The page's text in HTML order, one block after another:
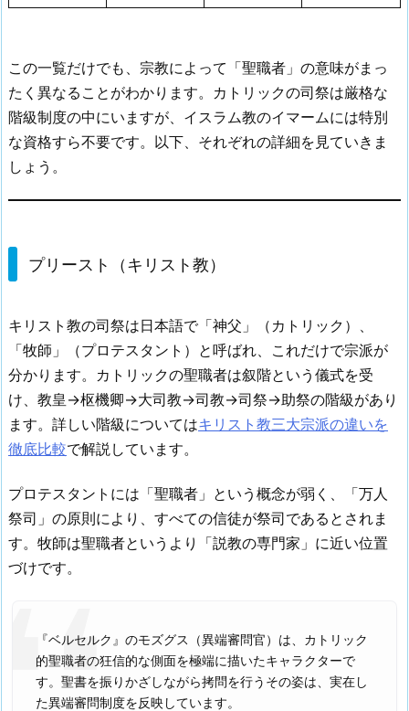
この一覧だけでも、宗教によって「聖職者」の意味がまっ
たく異なることがわかります。カトリックの司祭は厳格な
階級制度の中にいますが、イスラム教のイマームには特別
な資格すら不要です。以下、それぞれの詳細を見ていきま
しょう。
プリースト（キリスト教）
キリスト教の司祭は日本語で「神父」（カトリック）、
「牧師」（プロテスタント）と呼ばれ、これだけで宗派が
分かります。カトリックの聖職者は叙階という儀式を受
け、教皇→枢機卿→大司教→司教→司祭→助祭の階級があり
ます。詳しい階級についてはキリスト教三大宗派の違いを
徹底比較で解説しています。
プロテスタントには「聖職者」という概念が弱く、「万人
祭司」の原則により、すべての信徒が祭司であるとされま
す。牧師は聖職者というより「説教の専門家」に近い位置
づけです。
『ベルセルク』のモズグス（異端審問官）は、カトリック
的聖職者の狂信的な側面を極端に描いたキャラクターで
す。聖書を振りかざしながら拷問を行うその姿は、実在し
た異端審問制度を反映しています。